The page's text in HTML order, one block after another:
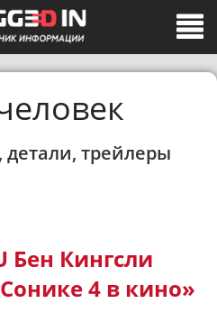
детали, трейлеры
Бен Кингсли
4 в кино»